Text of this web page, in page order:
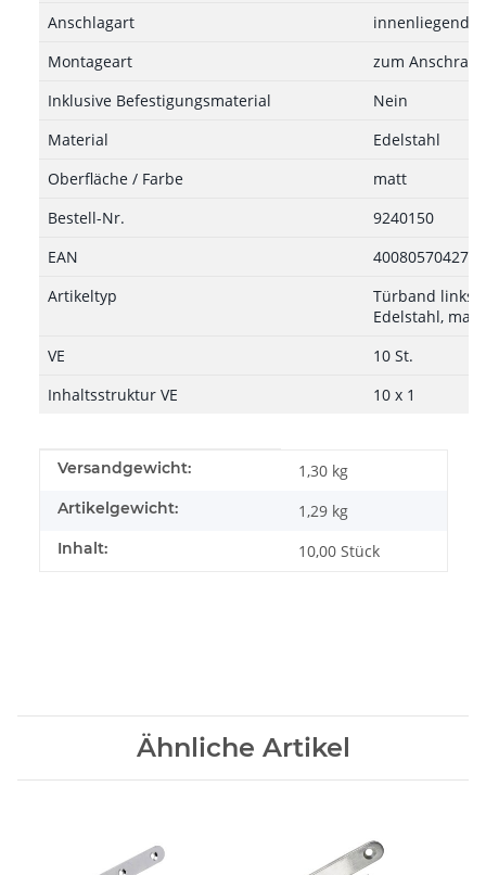
Anschlagart
innenliegend
Montageart
zum
Inklusive Befestigungsmaterial
Nein
Material
Edelstahl
Oberfläche / Farbe
matt
Bestell-Nr.
9240150
EAN
4008057042772
Artikeltyp
Türband links,
Edelstahl, matt
VE
10 St.
Inhaltsstruktur VE
10 x 1
Produkteigenschaft
Wert
Versandgewicht: 1,30 kg
Artikelgewicht: 1,29 kg
Inhalt: 10,00 Stück
Ähnliche Artikel